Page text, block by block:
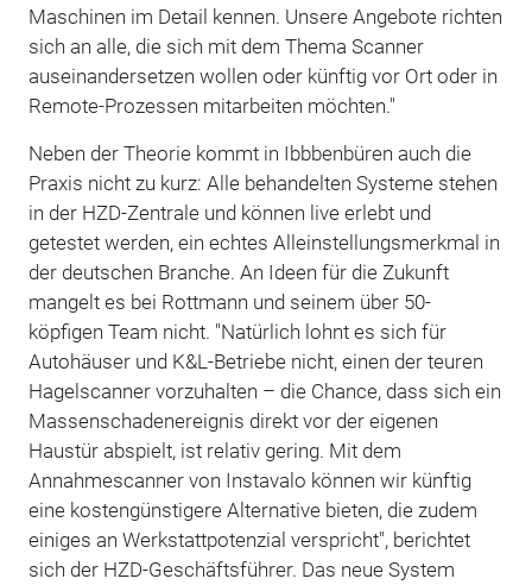
Maschinen im Detail kennen. Unsere Angebote richten
sich an alle, die sich mit dem Thema Scanner
auseinandersetzen wollen oder künftig vor Ort oder in
Remote-Prozessen mitarbeiten möchten."
Neben der Theorie kommt in Ibbbenbüren auch die
Praxis nicht zu kurz: Alle behandelten Systeme stehen
in der HZD-Zentrale und können live erlebt und
getestet werden, ein echtes Alleinstellungsmerkmal in
der deutschen Branche. An Ideen für die Zukunft
mangelt es bei Rottmann und seinem über 50-
köpfigen Team nicht. "Natürlich lohnt es sich für
Autohäuser und K&L-Betriebe nicht, einen der teuren
Hagelscanner vorzuhalten – die Chance, dass sich ein
Massenschadenereignis direkt vor der eigenen
Haustür abspielt, ist relativ gering. Mit dem
Annahmescanner von Instavalo können wir künftig
eine kostengünstigere Alternative bieten, die zudem
einiges an Werkstattpotenzial verspricht", berichtet
sich der HZD-Geschäftsführer. Das neue System